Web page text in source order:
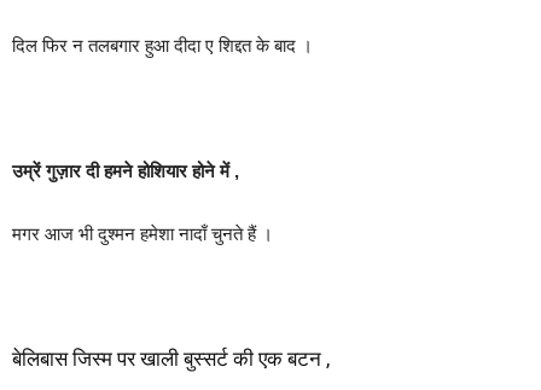
दिल फिर न तलबगार हुआ दीदा ए शिद्दत के बाद ।
उम्रें गुज़ार दी हमने होशियार होने में ,
मगर आज भी दुश्मन हमेशा नादाँ चुनते हैं ।
बेलिबास जिस्म पर खाली बुस्सर्ट की एक बटन ,